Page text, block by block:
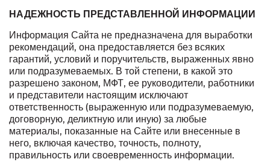
НАДЕЖНОСТЬ ПРЕДСТАВЛЕННОЙ ИНФОРМАЦИИ
Информация Сайта не предназначена для выработки
рекомендаций, она предоставляется без всяких
гарантий, условий и поручительств, выраженных явно
или подразумеваемых. В той степени, в какой это
разрешено законом, МФТ, ее руководители, работники
и представители настоящим исключают
ответственность (выраженную или подразумеваемую,
договорную, деликтную или иную) за любые
материалы, показанные на Сайте или внесенные в
него, включая качество, точность, полноту,
правильность или своевременность информации.